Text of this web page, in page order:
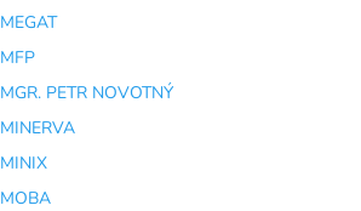
MEGAT
MFP
MGR. PETR NOVOTNÝ
MINERVA
MINIX
MOBA